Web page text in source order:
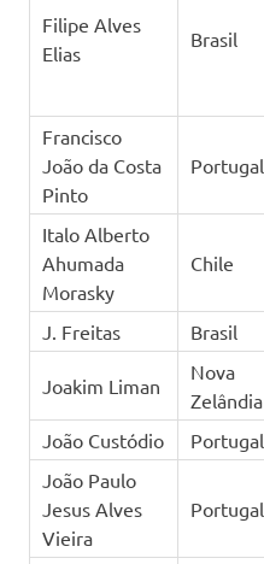
Filipe Alves
Elias
Brasil
Francisco
João da Costa
Pinto
Portugal
Italo Alberto
Ahumada
Morasky
Chile
J. Freitas Brasil
Joakim Liman
Nova
Zelândia
João Custódio
Portugal
João Paulo
Jesus Alves
Vieira
Portugal